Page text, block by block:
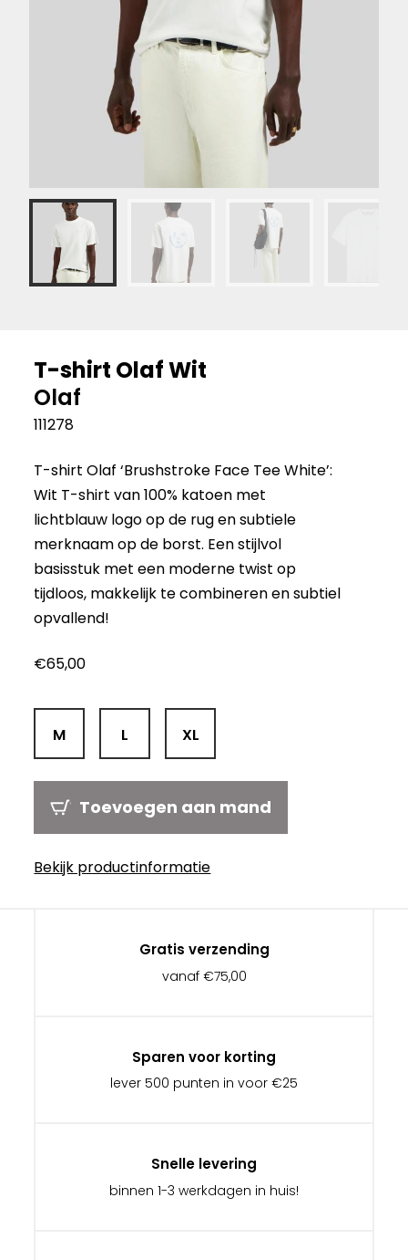
T-shirt Olaf Wit
Olaf
111278
T-shirt Olaf ‘Brushstroke Face Tee White’:
Wit T-shirt van 100% katoen met
lichtblauw logo op de rug en subtiele
merknaam op de borst. Een stijlvol
basisstuk met een moderne twist op
tijdloos, makkelijk te combineren en subtiel
opvallend!
€65,00
M L XL
Toevoegen aan mand
Bekijk productinformatie
Gratis verzending
vanaf €75,00
Sparen voor korting
lever 500 punten in voor €25
Snelle levering
binnen 1-3 werkdagen in huis!